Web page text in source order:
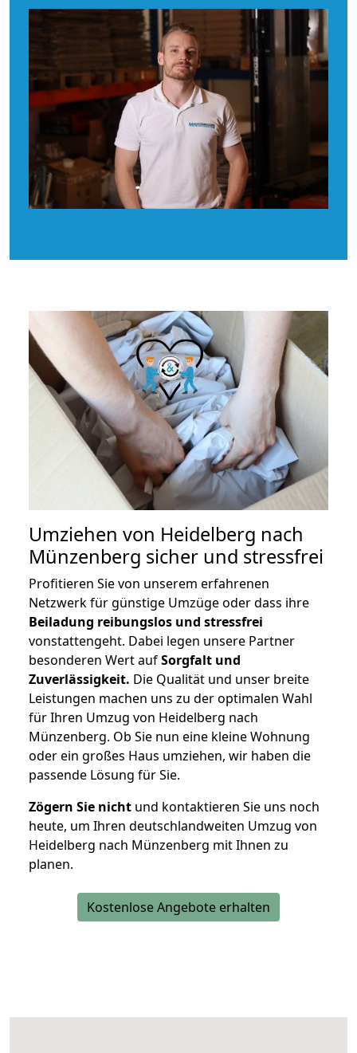
Umziehen von Heidelberg nach
Münzenberg sicher und stressfrei
Profitieren Sie von unserem erfahrenen
Netzwerk für günstige Umzüge oder dass ihre
Beiladung reibungslos und stressfrei
vonstattengeht. Dabei legen unsere Partner
besonderen Wert aufSorgfalt und
Zuverlässigkeit. Die Qualität und unser breite
Leistungen machen uns zu der optimalen Wahl
für Ihren Umzug von Heidelberg nach
Münzenberg. Ob Sie nun eine kleine Wohnung
oder ein großes Haus umziehen, wir haben die
passende Lösung für Sie.
Zögern Sie nicht und kontaktieren Sie uns noch
heute, um Ihren deutschlandweiten Umzug von
Heidelberg nach Münzenberg mit Ihnen zu
planen.
Kostenlose Angebote erhalten